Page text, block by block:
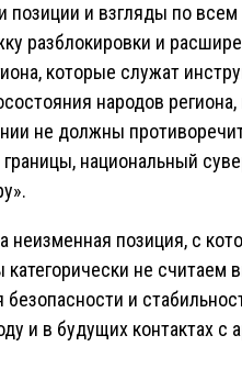
позиции и взгляды по
разблокировки и
которые служат
народов
не должны
национальный
неизменная позиция, с
не
и
и в будущих контактах